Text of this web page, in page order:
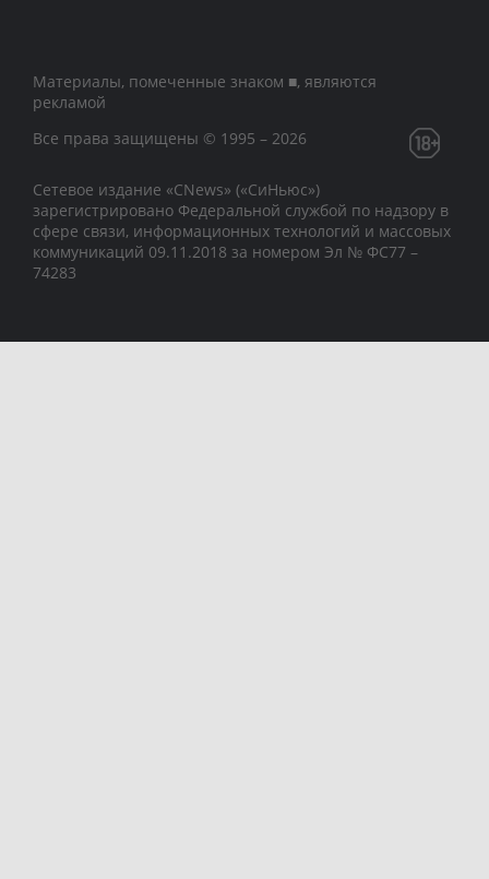
Материалы, помеченные знаком ■, являются
рекламой
Все права защищены © 1995 – 2026
Сетевое издание «CNews» («СиНьюс»)
зарегистрировано Федеральной службой по надзору в
сфере связи, информационных технологий и массовых
коммуникаций 09.11.2018 за номером Эл № ФС77 –
74283